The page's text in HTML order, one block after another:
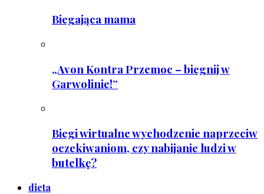
Biegająca mama
„Avon Kontra Przemoc – biegnij w
Garwolinie!”
Biegi wirtualne wychodzenie naprzeciw
oczekiwaniom, czy nabijanie ludzi w
butelkę?
dieta